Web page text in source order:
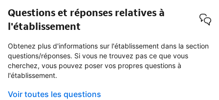
Questions et réponses relatives à
l'établissement
Obtenez plus d'informations sur l'établissement dans la section
questions/réponses. Si vous ne trouvez pas ce que vous
cherchez, vous pouvez poser vos propres questions à
l'établissement.
Voir toutes les questions